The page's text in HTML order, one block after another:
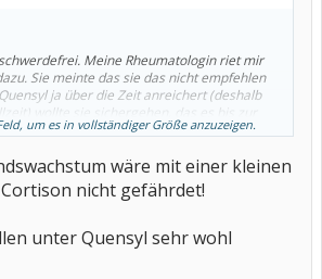
Meine Rheumatologin riet mir
Sie meinte das sie das nicht empfehlen
ja über die Zeit anreichert (deshalb
wollte sie sichergehen, das es bis zur
ist. Cortison habe ich ab SSW 27 auch
gesagt leider wieder mit Quensyl anfangen
um es in vollständiger Größe anzuzeigen.
wäre mit einer kleinen
nicht gefährdet!
unter Quensyl sehr wohl